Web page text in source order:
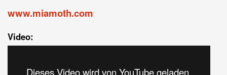
www.miamoth.com
Video:
Dieses Video wird von YouTube geladen.